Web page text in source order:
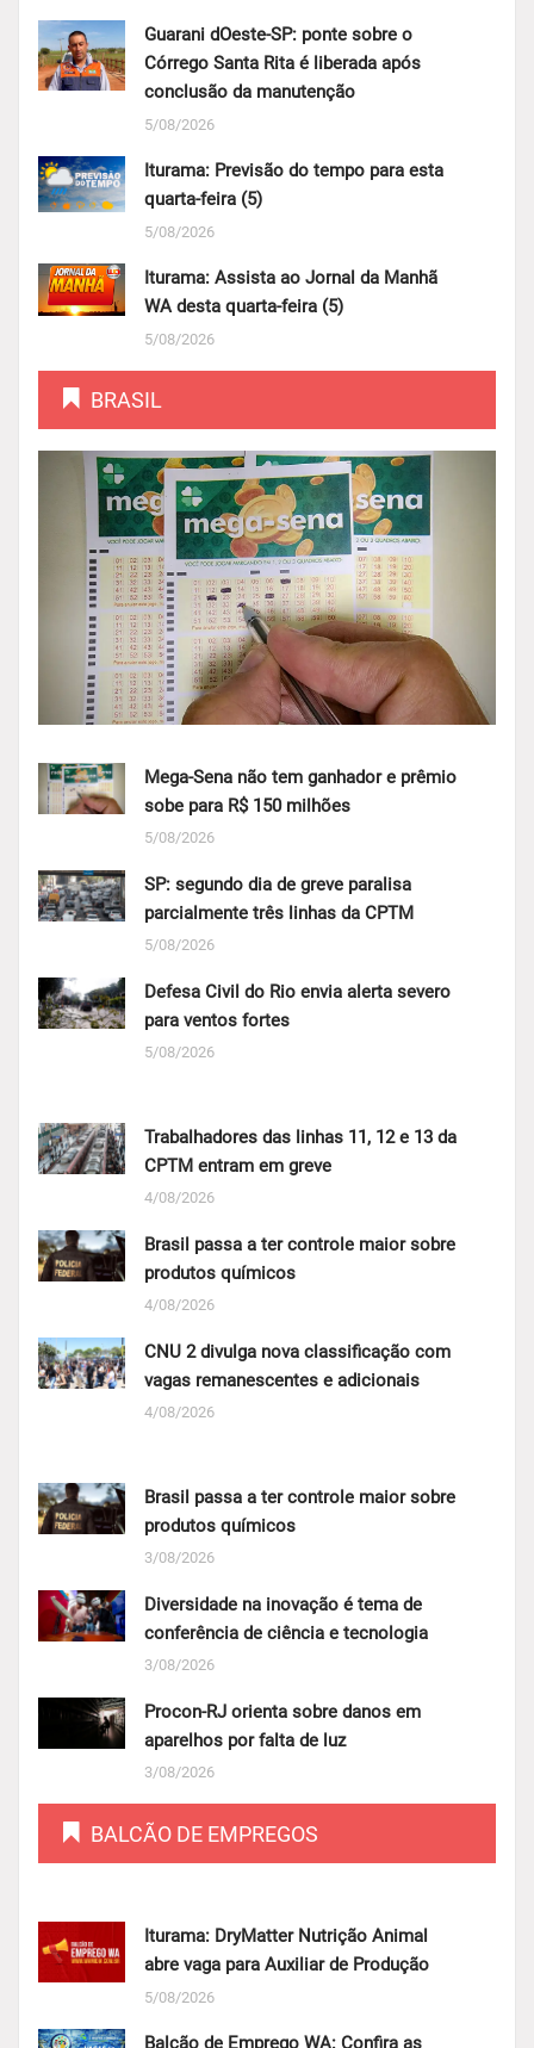
Guarani dOeste-SP: ponte sobre o
Córrego Santa Rita é liberada após
conclusão da manutenção
5/08/2026
Iturama: Previsão do tempo para esta
quarta-feira (5)
5/08/2026
Iturama: Assista ao Jornal da Manhã
WA desta quarta-feira (5)
5/08/2026
BRASIL
Mega-Sena não tem ganhador e prêmio
sobe para R$ 150 milhões
5/08/2026
SP: segundo dia de greve paralisa
parcialmente três linhas da CPTM
5/08/2026
Defesa Civil do Rio envia alerta severo
para ventos fortes
5/08/2026
Trabalhadores das linhas 11, 12 e 13 da
CPTM entram em greve
4/08/2026
Brasil passa a ter controle maior sobre
produtos químicos
4/08/2026
CNU 2 divulga nova classificação com
vagas remanescentes e adicionais
4/08/2026
Brasil passa a ter controle maior sobre
produtos químicos
3/08/2026
Diversidade na inovação é tema de
conferência de ciência e tecnologia
3/08/2026
Procon-RJ orienta sobre danos em
aparelhos por falta de luz
3/08/2026
BALCÃO DE EMPREGOS
Iturama: DryMatter Nutrição Animal
abre vaga para Auxiliar de Produção
5/08/2026
Balcão de Emprego WA: Confira as